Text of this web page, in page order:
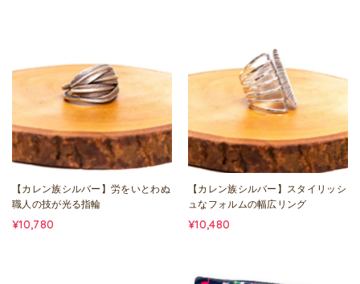
【カレン族シルバー】労をいとわぬ
職人の技が光る指輪
¥10,780
【カレン族シルバー】スタイリッシ
ュなフォルムの幅広リング
¥10,480